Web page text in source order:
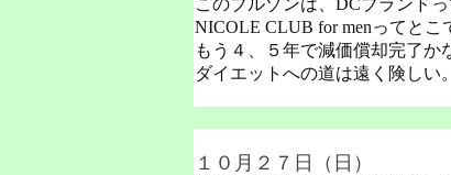
このブルゾンは、DCブランド
NICOLE CLUB for menってとこ
もう４、５年で減価償却完了か
ダイエットへの道は遠く険しい。
１０月２７日（日）